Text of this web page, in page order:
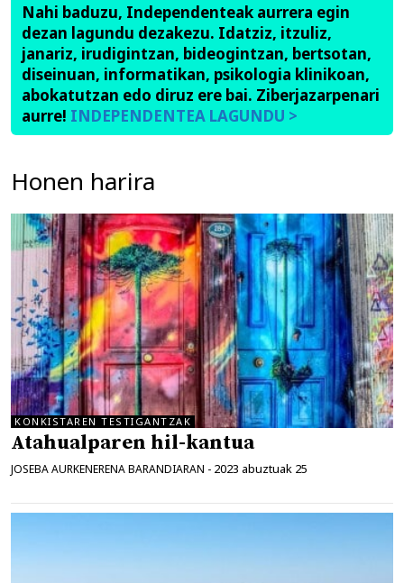
Nahi baduzu, Independenteak aurrera egin
dezan lagundu dezakezu. Idatziz, itzuliz,
janariz, irudigintzan, bideogintzan, bertsotan,
diseinuan, informatikan, psikologia klinikoan,
abokatutzan edo diruz ere bai. Ziberjazarpenari
aurre! INDEPENDENTEA LAGUNDU >
Honen harira
KONKISTAREN TESTIGANTZAK
Atahualparen hil-kantua
JOSEBA AURKENERENA BARANDIARAN - 2023 abuztuak 25